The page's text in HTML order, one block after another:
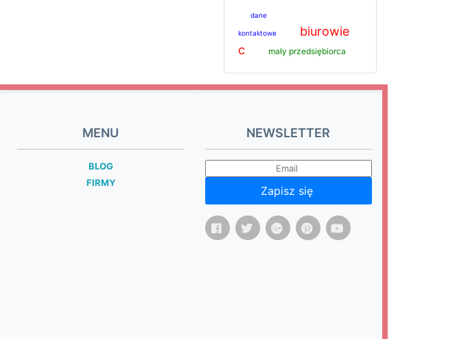
dane
kontaktowe
biurowie
c
mały przedsiębiorca
MENU
BLOG
FIRMY
NEWSLETTER
Zapisz się